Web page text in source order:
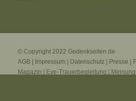
© Copyright 2022 Gedenkseiten.de
AGB
Impressum Datenschutz Presse
Magazin
Eve-Trauerbegleitung